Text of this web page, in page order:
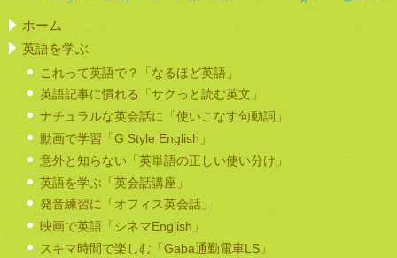
ホーム
英語を学ぶ
これって英語で？「なるほど英語」
英語記事に慣れる「サクっと読む英文」
ナチュラルな英会話に「使いこなす句動詞」
動画で学習「G Style English」
意外と知らない「英単語の正しい使い分け」
英語を学ぶ「英会話講座」
発音練習に「オフィス英会話」
映画で英語「シネマEnglish」
スキマ時間で楽しむ「Gaba通勤電車LS」